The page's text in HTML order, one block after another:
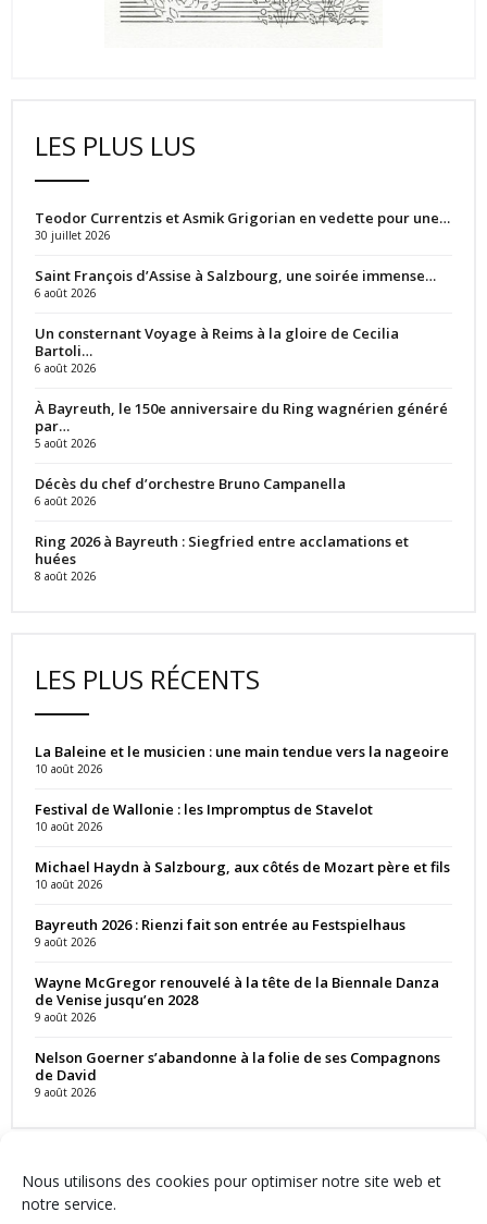
Nous utilisons des cookies pour optimiser notre site web et
notre service.
LES PLUS LUS
Teodor Currentzis et Asmik Grigorian en vedette pour une…
30 juillet 2026
Saint François d’Assise à Salzbourg, une soirée immense…
6 août 2026
Un consternant Voyage à Reims à la gloire de Cecilia
Bartoli…
6 août 2026
À Bayreuth, le 150e anniversaire du Ring wagnérien généré
par…
5 août 2026
Décès du chef d’orchestre Bruno Campanella
6 août 2026
Ring 2026 à Bayreuth : Siegfried entre acclamations et
huées
8 août 2026
LES PLUS RÉCENTS
La Baleine et le musicien : une main tendue vers la nageoire
10 août 2026
Festival de Wallonie : les Impromptus de Stavelot
10 août 2026
Michael Haydn à Salzbourg, aux côtés de Mozart père et fils
10 août 2026
Bayreuth 2026 : Rienzi fait son entrée au Festspielhaus
9 août 2026
Wayne McGregor renouvelé à la tête de la Biennale Danza
de Venise jusqu’en 2028
9 août 2026
Nelson Goerner s’abandonne à la folie de ses Compagnons
de David
9 août 2026